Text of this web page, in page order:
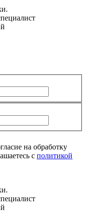
на обработку
с политикой